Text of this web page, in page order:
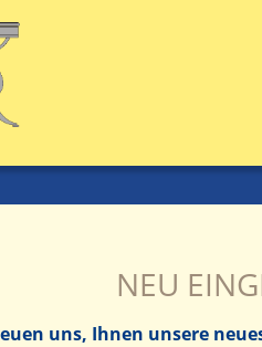
NEU
uns, Ihnen unsere